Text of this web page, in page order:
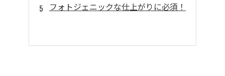
フォトジェニックな仕上がりに必須！